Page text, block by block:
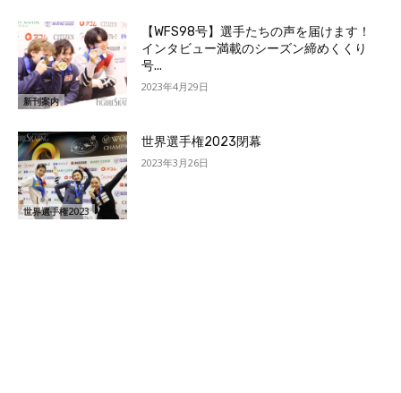
新刊案内
【WFS98号】選手たちの声を届けます！
インタビュー満載のシーズン締めくくり
号...
2023年4月29日
世界選手権2023
世界選手権2023閉幕
2023年3月26日